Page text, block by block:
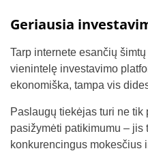
Geriausia
Tarp internete esančių
vienintelę investavimo
ekonomiška, tampa vis
Paslaugų tiekėjas turi ne
pasižymėti patikimumu – jis
konkurencingus mokesčius